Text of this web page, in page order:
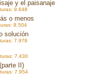
y el paisanaje
9.648
o menos
8.504
solución
7.978
7.430
II)
7.954